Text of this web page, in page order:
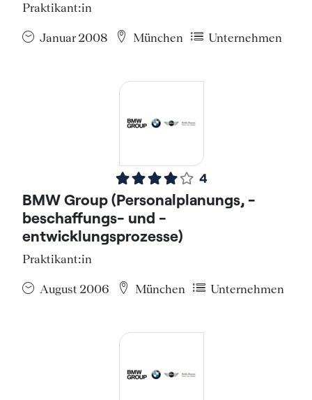
Praktikant:in
Januar 2008 München Unternehmen
4
BMW Group (Personalplanungs, -
beschaffungs- und -
entwicklungsprozesse)
Praktikant:in
August 2006 München Unternehmen